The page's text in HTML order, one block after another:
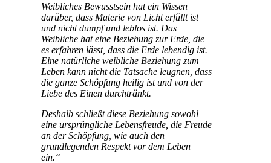
Weibliches Bewusstsein hat ein Wissen
darüber, dass Materie von Licht erfüllt ist
und nicht dumpf und leblos ist. Das
Weibliche hat eine Beziehung zur Erde, die
es erfahren lässt, dass die Erde lebendig ist.
Eine natürliche weibliche Beziehung zum
Leben kann nicht die Tatsache leugnen, dass
die ganze Schöpfung heilig ist und von der
Liebe des Einen durchtränkt.
Deshalb schließt diese Beziehung sowohl
eine ursprüngliche Lebensfreude, die Freude
an der Schöpfung, wie auch den
grundlegenden Respekt vor dem Leben
ein.“